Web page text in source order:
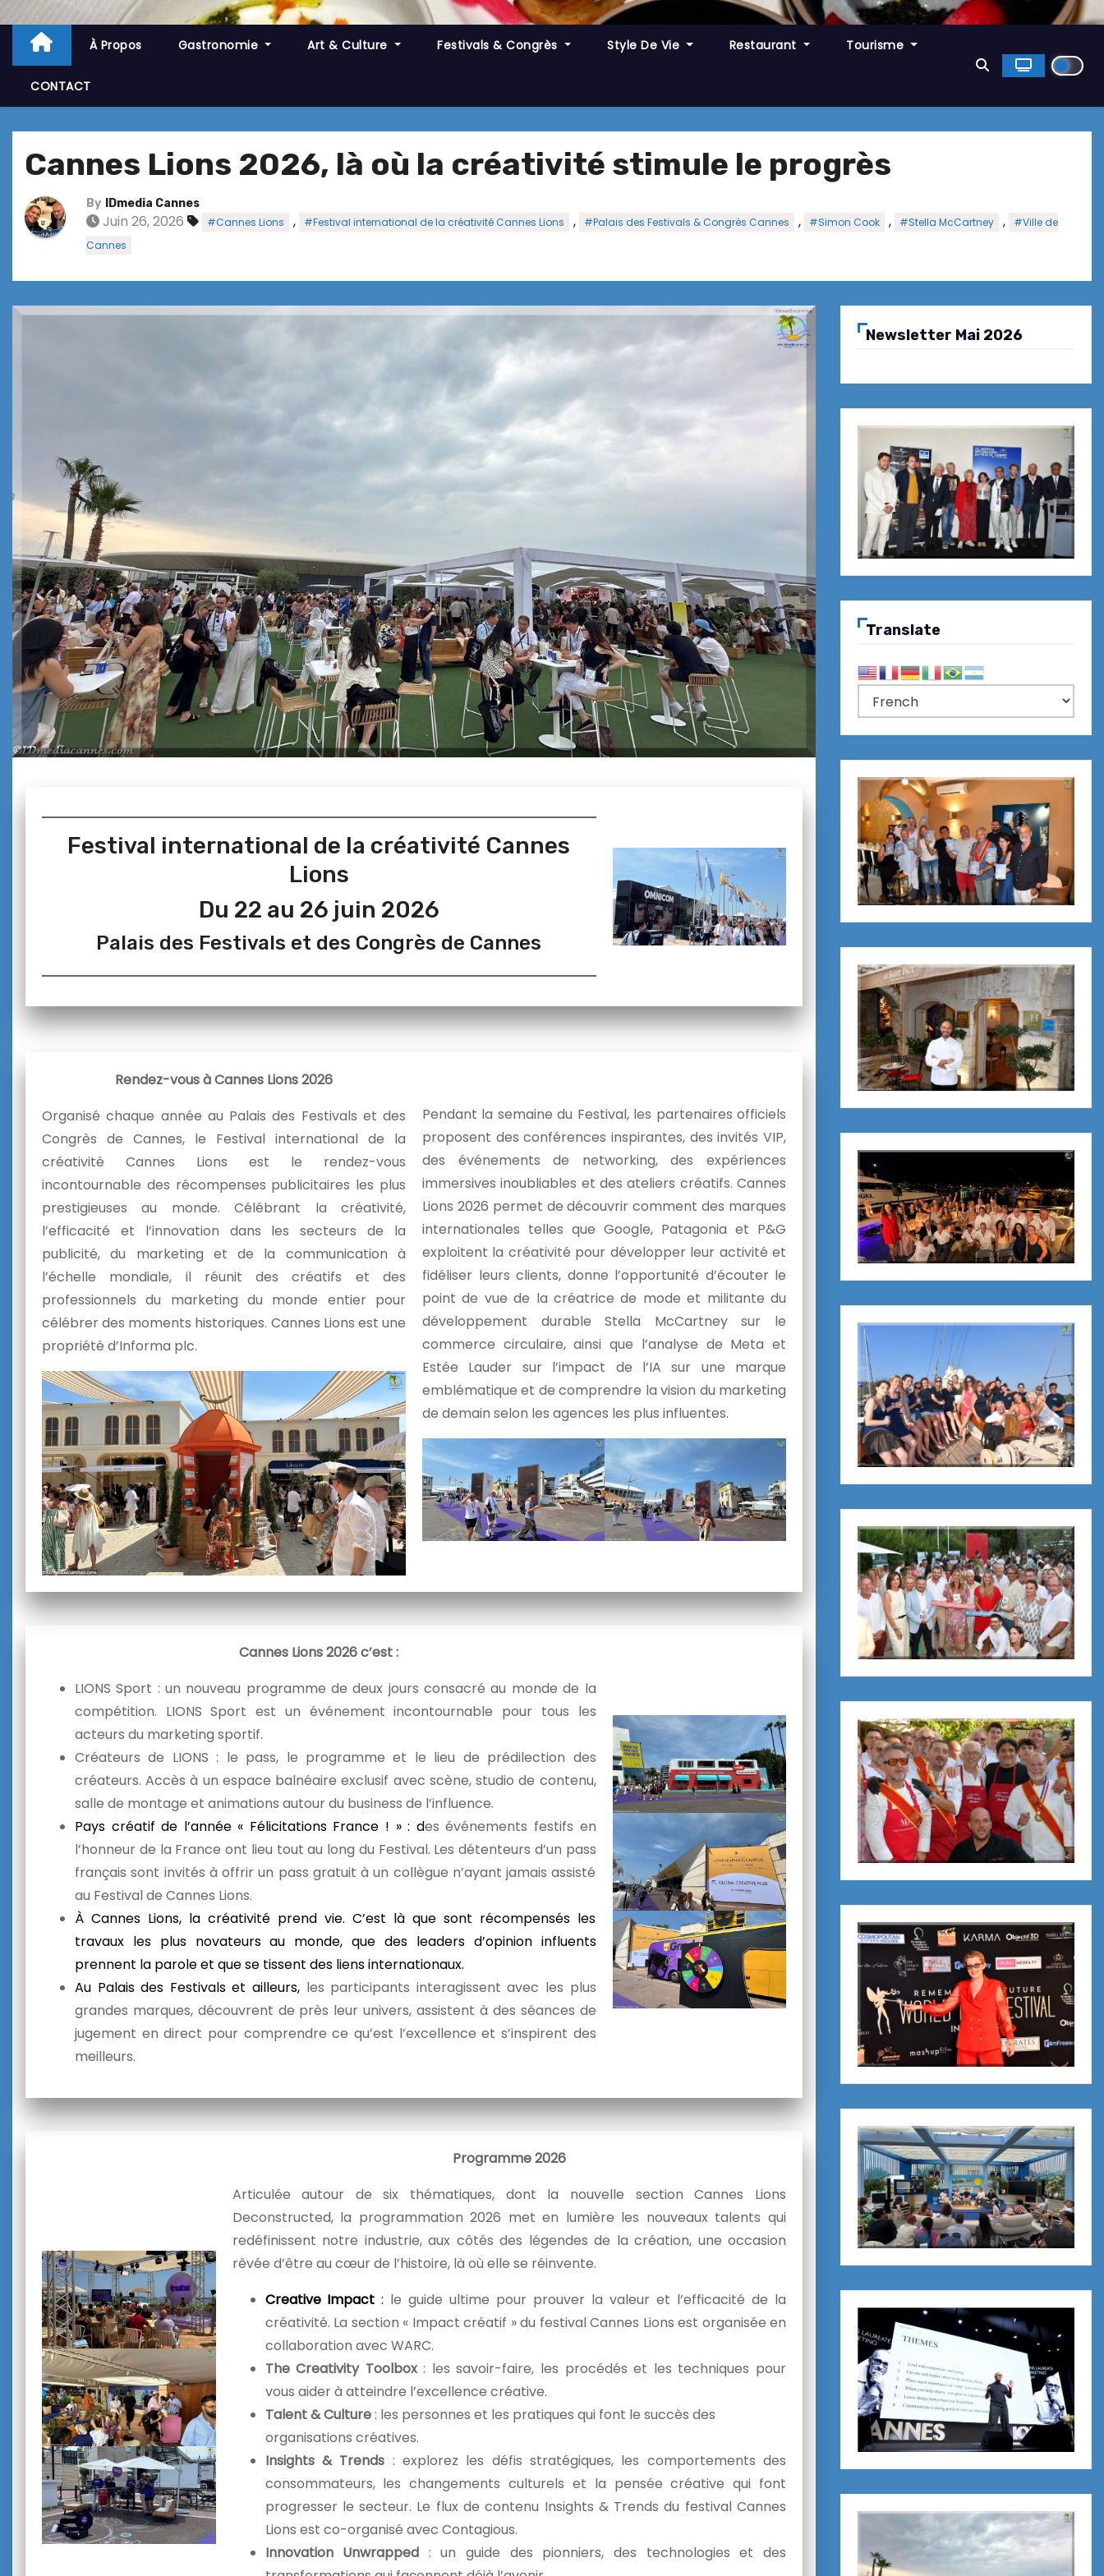
À Propos Gastronomie Art & Culture Festivals & Congrès Style De Vie Restaurant Tourisme
CONTACT
Cannes Lions 2026, là où la créativité stimule le progrès
By IDmedia Cannes
Juin 26, 2026 #Cannes Lions , #Festival international de la créativité Cannes Lions , #Palais des Festivals & Congrès Cannes , #Simon Cook , #Stella McCartney ,
#Ville de
Cannes
Festival international de la créativité Cannes
Lions
Du 22 au 26 juin 2026
Palais des Festivals et des Congrès de Cannes
Rendez-vous à Cannes Lions 2026
Organisé chaque année au Palais des Festivals et des
Congrès de Cannes, le Festival international de la
créativité Cannes Lions est le rendez-vous
incontournable des récompenses publicitaires les plus
prestigieuses au monde. Célébrant la créativité,
l’efficacité et l’innovation dans les secteurs de la
publicité, du marketing et de la communication à
l’échelle mondiale, il réunit des créatifs et des
professionnels du marketing du monde entier pour
célébrer des moments historiques. Cannes Lions est une
propriété d’Informa plc.
Pendant la semaine du Festival, les partenaires officiels
proposent des conférences inspirantes, des invités VIP,
des événements de networking, des expériences
immersives inoubliables et des ateliers créatifs. Cannes
Lions 2026 permet de découvrir comment des marques
internationales telles que Google, Patagonia et P&G
exploitent la créativité pour développer leur activité et
fidéliser leurs clients, donne l’opportunité d’écouter le
point de vue de la créatrice de mode et militante du
développement durable Stella McCartney sur le
commerce circulaire, ainsi que l’analyse de Meta et
Estée Lauder sur l’impact de l’IA sur une marque
emblématique et de comprendre la vision du marketing
de demain selon les agences les plus influentes.
Cannes Lions 2026 c’est :
LIONS Sport : un nouveau programme de deux jours consacré au monde de la
compétition. LIONS Sport est un événement incontournable pour tous les
acteurs du marketing sportif.
Créateurs de LIONS : le pass, le programme et le lieu de prédilection des
créateurs. Accès à un espace balnéaire exclusif avec scène, studio de contenu,
salle de montage et animations autour du business de l’influence.
Pays créatif de l’année « Félicitations France ! » : des événements festifs en
l’honneur de la France ont lieu tout au long du Festival. Les détenteurs d’un pass
français sont invités à offrir un pass gratuit à un collègue n’ayant jamais assisté
au Festival de Cannes Lions.
À Cannes Lions, la créativité prend vie. C’est là que sont récompensés les
travaux les plus novateurs au monde, que des leaders d’opinion influents
prennent la parole et que se tissent des liens internationaux.
Au Palais des Festivals et ailleurs, les participants interagissent avec les plus
grandes marques, découvrent de près leur univers, assistent à des séances de
jugement en direct pour comprendre ce qu’est l’excellence et s’inspirent des
meilleurs.
Programme 2026
Articulée autour de six thématiques, dont la nouvelle section Cannes Lions
Deconstructed, la programmation 2026 met en lumière les nouveaux talents qui
redéfinissent notre industrie, aux côtés des légendes de la création, une occasion
rêvée d’être au cœur de l’histoire, là où elle se réinvente.
Creative Impact : le guide ultime pour prouver la valeur et l’efficacité de la
créativité. La section « Impact créatif » du festival Cannes Lions est organisée en
collaboration avec WARC.
The Creativity Toolbox: les savoir-faire, les procédés et les techniques pour
vous aider à atteindre l’excellence créative.
Talent & Culture: les personnes et les pratiques qui font le succès des
organisations créatives.
Insights & Trends : explorez les défis stratégiques, les comportements des
consommateurs, les changements culturels et la pensée créative qui font
progresser le secteur. Le flux de contenu Insights & Trends du festival Cannes
Lions est co-organisé avec Contagious.
Innovation Unwrapped : un guide des pionniers, des technologies et des
Newsletter Mai 2026
Translate